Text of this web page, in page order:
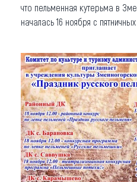
что пельменная кутерьма в
началась 16 ноября с